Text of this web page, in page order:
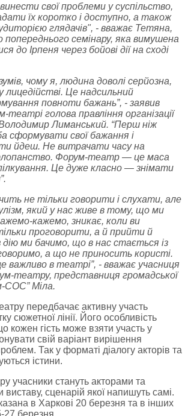
свої проблеми у суспільство,
їх коротко і доступно, а також
глядачів", - вважає Тетяна,
попереднього семінару, яка вимушена
до Ірпеня через бойові дії на сході
чому я, людина доволі серйозна,
лицедійстві. Це надсильний
повноти бажань”, - заявив
театрі голова правління організації
Володимир Лиманський. “Перш ніж
сформувати свої бажання і
ти йдеш. Не витрачати часу на
Форум-театр — це маса
Це дуже класно — знімати
не тільки говорити і слухати, але
який у нас живе в тому, що ми
кажемо, зникає, коли ви
проговорити, а й прийти й
ми бачимо, що в нас стається із
а що не приносить користі.
важливо в театрі”, - вважає учасниця
театру, представниця громадської
СОС” Міла.
передбачає активну участь
сюжетної лінії. Його особливість
кожен гість може взяти участь у
свій варіант вирішення
Так у форматі діалогу акторів та
істини.
учасники стануть акторами та
виставу, сценарій якої напишуть самі.
в Харкові 20 березня та в інших
27 березня.